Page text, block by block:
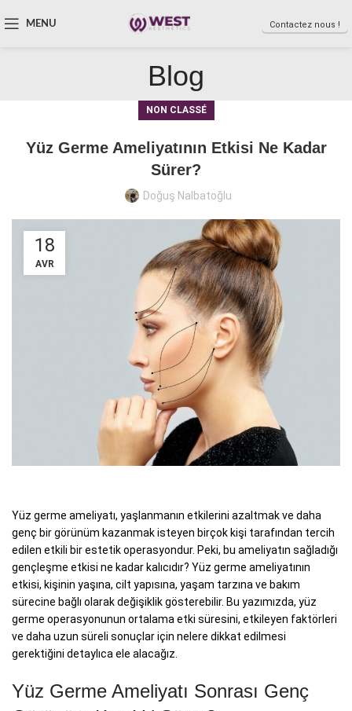
MENU Contactez nous !
Blog
NON CLASSÉ
Yüz Germe Ameliyatının Etkisi Ne Kadar
Sürer?
Doğuş Nalbatoğlu
18
AVR
Yüz germe ameliyatı, yaşlanmanın etkilerini azaltmak ve daha
genç bir görünüm kazanmak isteyen birçok kişi tarafından tercih
edilen etkili bir estetik operasyondur. Peki, bu ameliyatın sağladığı
gençleşme etkisi ne kadar kalıcıdır? Yüz germe ameliyatının
etkisi, kişinin yaşına, cilt yapısına, yaşam tarzına ve bakım
sürecine bağlı olarak değişiklik gösterebilir. Bu yazımızda, yüz
germe operasyonunun ortalama etki süresini, etkileyen faktörleri
ve daha uzun süreli sonuçlar için nelere dikkat edilmesi
gerektiğini detaylıca ele alacağız.
Yüz Germe Ameliyatı Sonrası Genç